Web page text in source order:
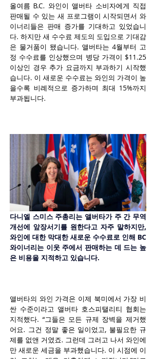
올여름 B.C. 와인이 앨버타 소비자에게 직접
판매될 수 있는 새 프로그램이 시작되면서 와
이너리들은 판매 증가를 기대하고 있었습니
다. 하지만 새 수수료 제도의 도입으로 기대감
은 물거품이 됐습니다. 앨버타는 4월부터 고
정 수수료를 인상했으며 병당 가격이 $11.25
이상인 경우 추가 요금까지 부과하기 시작했
습니다. 이 새로운 수수료는 와인의 가격이 높
을수록 비례적으로 증가하며 최대 15%까지
부과됩니다.
다니엘 스미스 주총리는 앨버타가 주 간 무역
개선에 앞장서기를 원한다고 자주 말하지만,
와인에 대한 막대한 새로운 수수료로 인해 BC
와이너리는 이웃 주에서 판매하는 데 드는 높
은 비용을 지적하고 있습니다.
앨버타의 와인 가격은 이제 북미에서 가장 비
싼 수준이라고 앨버타 호스피탤리티 협회는
지적했다. “그들은 모든 규제 장벽을 제거했
어요. 그건 정말 좋은 일이었고, 불필요한 규
제를 없앤 거였죠. 그런데 그러고 나서 와인에
만 새로운 세금을 부과했습니다. 이 시점에 이